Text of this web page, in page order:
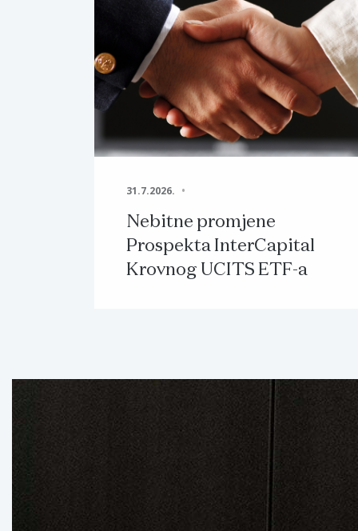
31.7.2026.
Nebitne promjene
Prospekta InterCapital
Krovnog UCITS ETF-a